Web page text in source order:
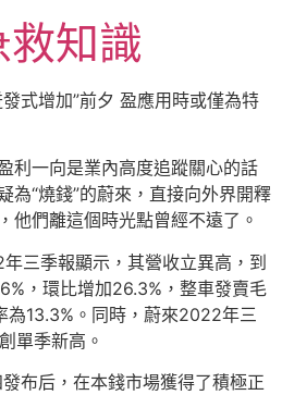
知識
式增加”前夕 盈應用時或僅為特
利一向是業內高度追蹤關心的話
為“燒錢”的蔚來，直接向外界開釋
他們離這個時光點曾經不遠了。
三季報顯示，其營收立異高，到
，環比增加26.3%，整車發賣毛
為13.3%。同時，蔚來2022年三
單季新高。
布后，在本錢市場獲得了積極正